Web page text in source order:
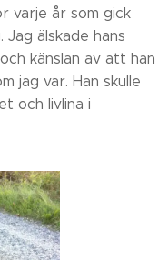
varje år som gick
älskade hans
känslan av att han
jag var. Han skulle
och livlina i